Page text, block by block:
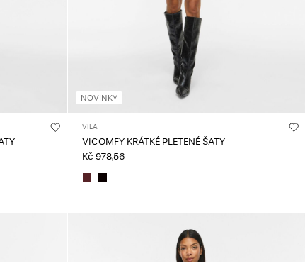
NOVINKY
VILA
VICOMFY KRÁTKÉ PLETENÉ ŠATY
Kč 978,56